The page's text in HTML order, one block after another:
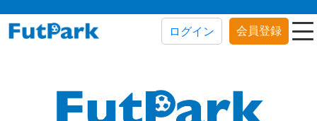
ログイン 会員登録